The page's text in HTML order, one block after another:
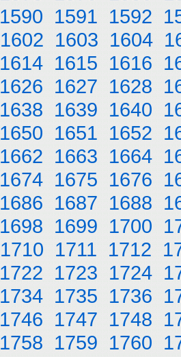
1590 1591 1592
1602 1603 1604
1614 1615 1616
1626 1627 1628
1638 1639 1640
1650 1651 1652
1662 1663 1664
1674 1675 1676
1686 1687 1688
1698 1699 1700
1710 1711 1712
1722 1723 1724
1734 1735 1736
1746 1747 1748
1758 1759 1760